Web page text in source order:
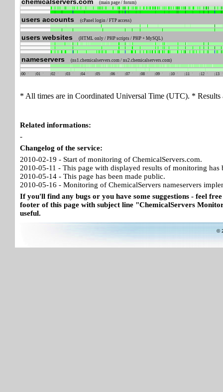
(main page / forum)
users accounts (cPanel login / FTP access)
users websites (HTML only / PHP scripts / PHP + MySQL)
nameservers (ns1.chemicalservers.com / ns2.chemicalservers.com)
00 01 02 03 04 05 06 07 08 09 10 11 12 13
* All times are in Coordinated Universal Time (UTC). * Results
Related informations:
-
Changelog of the service:
2010-02-19 - Start of monitoring of ChemicalServers.com.
2010-05-11 - This page with displayed results of monitoring has
2010-05-14 - This page has been made public.
2010-05-16 - Monitoring of ChemicalServers nameservers
If you'll find any bugs or you have some suggestions - feel
footer of this page with subject line "ChemicalServers
useful.
©